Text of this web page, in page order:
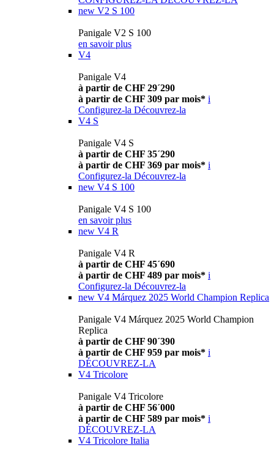
new V2 S 100
Panigale V2 S 100
en savoir plus
V4
Panigale V4
à partir de CHF 29´290
à partir de CHF 309 par mois* i
Configurez-la Découvrez-la
V4 S
Panigale V4 S
à partir de CHF 35´290
à partir de CHF 369 par mois* i
Configurez-la Découvrez-la
new V4 S 100
Panigale V4 S 100
en savoir plus
new V4 R
Panigale V4 R
à partir de CHF 45´690
à partir de CHF 489 par mois* i
Configurez-la Découvrez-la
new V4 Márquez 2025 World Champion Replica
Panigale V4 Márquez 2025 World Champion
Replica
à partir de CHF 90´390
à partir de CHF 959 par mois* i
DÉCOUVREZ-LA
V4 Tricolore
Panigale V4 Tricolore
à partir de CHF 56´000
à partir de CHF 589 par mois* i
DÉCOUVREZ-LA
V4 Tricolore Italia